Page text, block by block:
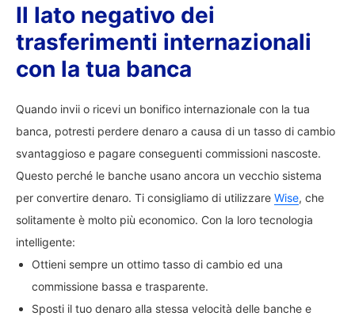
Il lato negativo dei
trasferimenti internazionali
con la tua banca
Quando invii o ricevi un bonifico internazionale con la tua
banca, potresti perdere denaro a causa di un tasso di cambio
svantaggioso e pagare conseguenti commissioni nascoste.
Questo perché le banche usano ancora un vecchio sistema
per convertire denaro. Ti consigliamo di utilizzare Wise, che
solitamente è molto più economico. Con la loro tecnologia
intelligente:
Ottieni sempre un ottimo tasso di cambio ed una
commissione bassa e trasparente.
Sposti il tuo denaro alla stessa velocità delle banche e